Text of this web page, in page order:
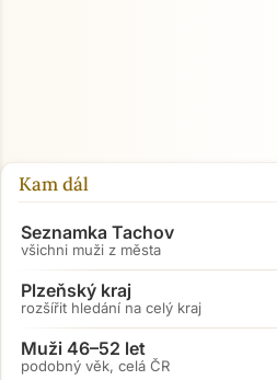
Kam dál
Seznamka Tachov
všichni muži z města
Plzeňský kraj
rozšířit hledání na celý kraj
Muži 46–52 let
podobný věk, celá ČR